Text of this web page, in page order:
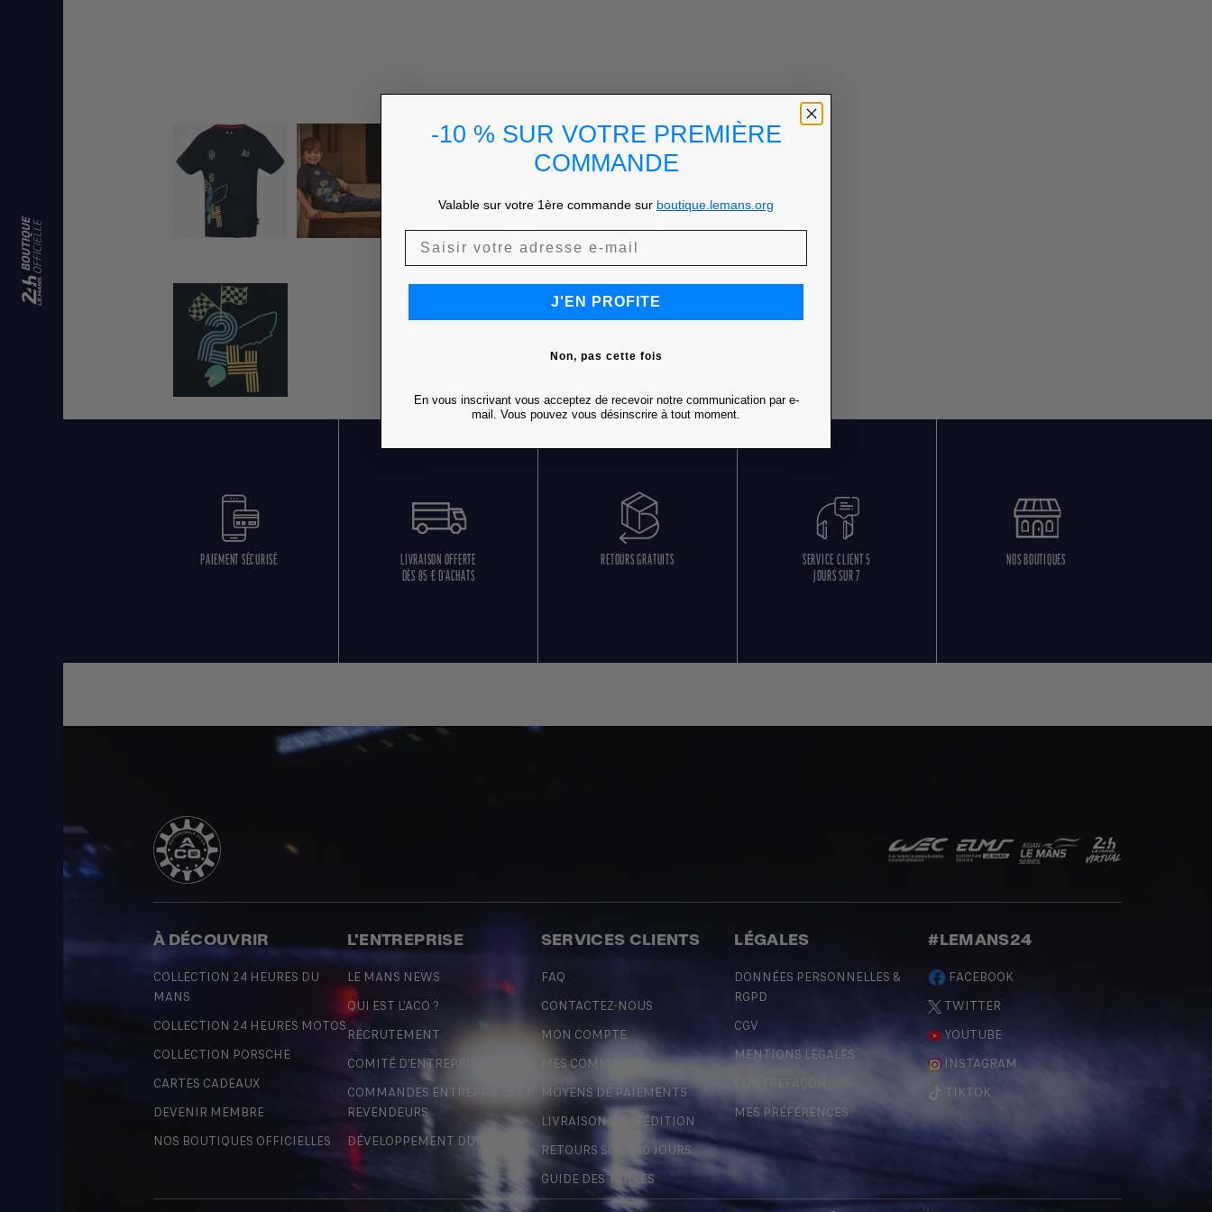
PAIEMENT SÉCURISÉ
LIVRAISON OFFERTE
DÈS 85 € D'ACHATS
RETOURS GRATUITS
SERVICE CLIENT 5
JOURS SUR 7
NOS BOUTIQUES
À DÉCOUVRIR
COLLECTION 24 HEURES DU
MANS
COLLECTION 24 HEURES MOTOS
COLLECTION PORSCHE
CARTES CADEAUX
DEVENIR MEMBRE
NOS BOUTIQUES OFFICIELLES
L'ENTREPRISE
LE MANS NEWS
QUI EST L'ACO ?
RECRUTEMENT
COMITÉ D'ENTREPRISE
COMMANDES ENTREPRISES ET
REVENDEURS
DÉVELOPPEMENT DURABLE
SERVICES CLIENTS
FAQ
CONTACTEZ-NOUS
MON COMPTE
MES COMMANDES
MOYENS DE PAIEMENTS
LIVRAISON & EXPÉDITION
RETOURS SOUS 30 JOURS
GUIDE DES TAILLES
LÉGALES
DONNÉES PERSONNELLES &
RGPD
CGV
MENTIONS LÉGALES
CONTREFAÇON
MES PRÉFÉRENCES
#LEMANS24
FACEBOOK
TWITTER
YOUTUBE
INSTAGRAM
TIKTOK
-10 % SUR VOTRE PREMIÈRE
COMMANDE
Valable sur votre 1ère commande sur boutique.lemans.org
J'EN PROFITE
Non, pas cette fois
En vous inscrivant vous acceptez de recevoir notre communication par e-
mail. Vous pouvez vous désinscrire à tout moment.